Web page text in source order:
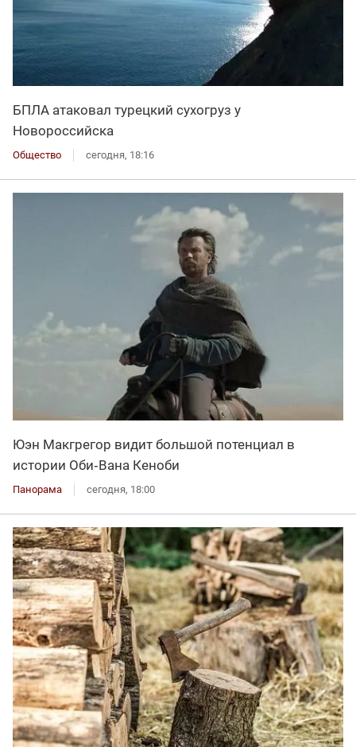
БПЛА атаковал турецкий сухогруз у
Новороссийска
Общество сегодня, 18:16
Юэн Макгрегор видит большой потенциал в
истории Оби‑Вана Кеноби
Панорама сегодня, 18:00